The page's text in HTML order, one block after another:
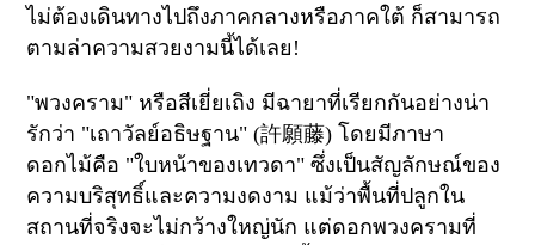
ไม่ต้องเดินทางไปถึงภาคกลางหรือภาคใต้ ก็สามารถ
ตามล่าความสวยงามนี้ได้เลย!
"พวงคราม" หรือสีเยี่ยเถิง มีฉายาที่เรียกกันอย่างน่า
รักว่า "เถาวัลย์อธิษฐาน" (許願藤)โดยมีภาษา
ดอกไม้คือ "ใบหน้าของเทวดา" ซึ่งเป็นสัญลักษณ์ของ
ความบริสุทธิ์และความงดงาม แม้ว่าพื้นที่ปลูกใน
สถานที่จริงจะไม่กว้างใหญ่นัก แต่ดอกพวงครามที่